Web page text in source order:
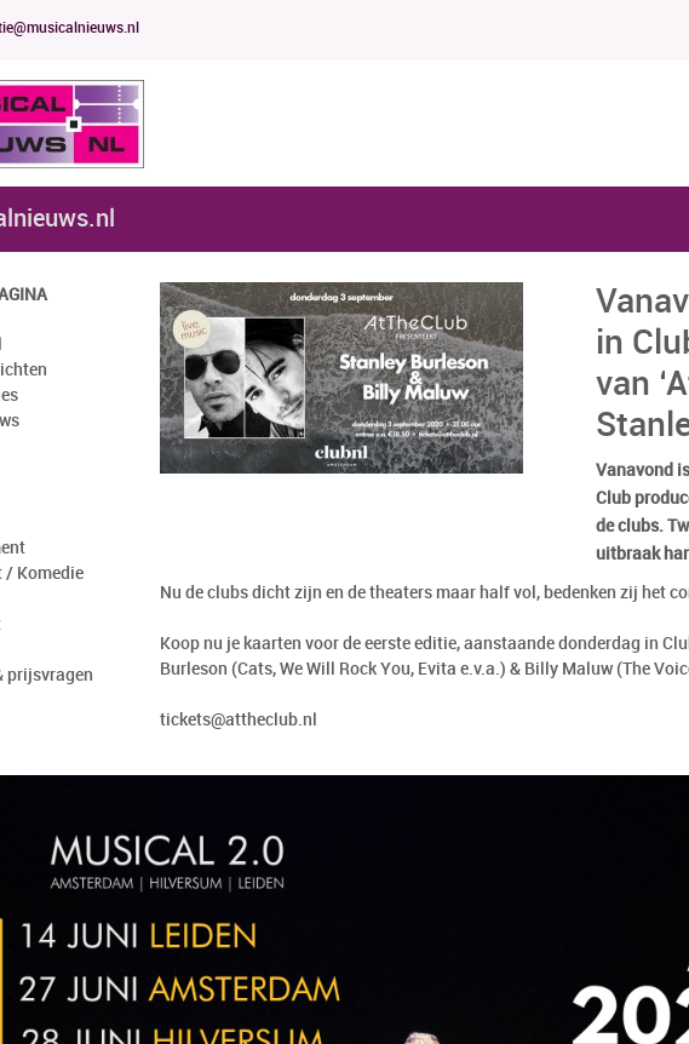
/ Komedie
prijsvragen
in
van
Vanavond
Club
de clubs.
uitbraak
Nu de clubs dicht zijn en de theaters maar half vol, bedenken zij het
Koop nu je kaarten voor de eerste editie, aanstaande donderdag in
Burleson (Cats, We Will Rock You, Evita e.v.a.) & Billy Maluw (The
tickets@attheclub.nl